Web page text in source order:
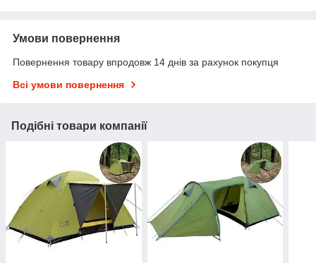
Умови повернення
Повернення товару впродовж 14 днів за рахунок покупця
Всі умови повернення
Подібні товари компанії